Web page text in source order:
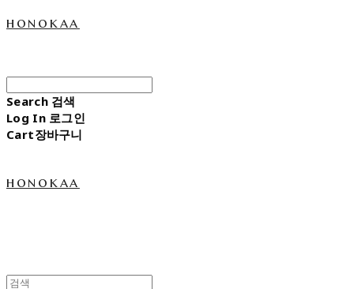
honokaa
Search 검색
Log In 로그인
Cart장바구니
honokaa